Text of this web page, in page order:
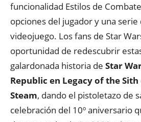
funcionalidad Estilos de
opciones del jugador y una
videojuego. Los fans de Star
oportunidad de redescubrir
galardonada historia de Star
Republic en Legacy of the Sith
Steam, dando el pistoletazo de
celebración del 10º aniversario